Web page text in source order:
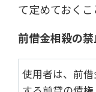
て定めておくこ
前借金相殺の
使用者は、前